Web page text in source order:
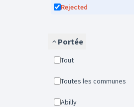
Rejected
Portée
Tout
Toutes les communes
Abilly